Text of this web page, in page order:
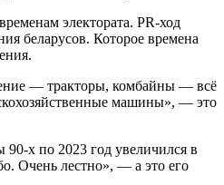
электората. PR-ход
беларусов. Которое времена
— тракторы, комбайны — всё
машины», — это
х по 2023 год увеличился в
Очень лестно», — а это его